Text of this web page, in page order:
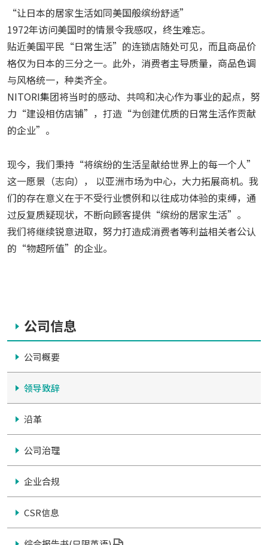
“让日本的居家生活如同美国般缤纷舒适”
1972年访问美国时的情景令我感叹，终生难忘。
贴近美国平民“日常生活”的连锁店随处可见，而且商品价
格仅为日本的三分之一。此外，消费者主导质量，商品色调
与风格统一，种类齐全。
NITORI集团将当时的感动、共鸣和决心作为事业的起点，努
力“建设相仿店铺”，打造“为创建优质的日常生活作贡献
的企业”。
现今，我们秉持“将缤纷的生活呈献给世界上的每一个人”
这一愿景（志向）， 以亚洲市场为中心，大力拓展商机。我
们的存在意义在于不受行业惯例和以往成功体验的束缚，通
过反复质疑现状，不断向顾客提供“缤纷的居家生活”。
我们将继续锐意进取，努力打造成消费者等利益相关者公认
的“物超所值”的企业。
公司信息
公司概要
领导致辞
沿革
公司治理
企业合规
CSR信息